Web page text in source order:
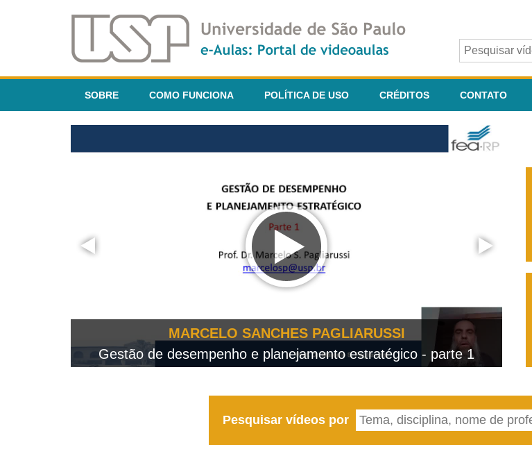
SOBRE COMO FUNCIONA POLÍTICA DE USO CRÉDITOS CONTATO
MARCELO SANCHES PAGLIARUSSI
Gestão de desempenho e planejamento estratégico - parte 1
Pesquisar vídeos por